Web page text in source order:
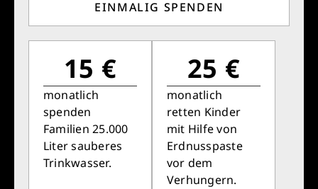
EINMALIG SPENDEN
15 €
monatlich
spenden
Familien 25.000
Liter sauberes
Trinkwasser.
25 €
monatlich
retten Kinder
mit Hilfe von
Erdnusspaste
vor dem
Verhungern.